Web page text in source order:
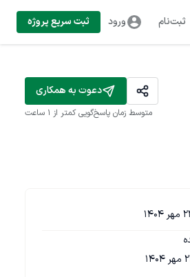
ثبت‌نام ورود ثبت سریع پروژه
دعوت به همکاری
متوسط زمان پاسخ‌گویی کمتر از 1 ساعت